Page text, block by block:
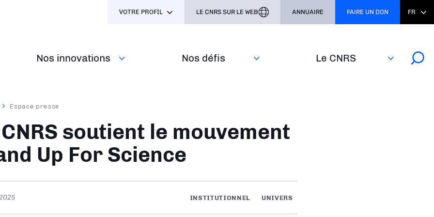
Nos innovations Nos défis‎ Le CNRS
VOTRE PROFIL LE CNRS SUR LE WEB ANNUAIRE FAIRE UN DON FR
Espace presse
soutient le mouvement
Up For Science
INSTITUTIONNEL UNIVERS